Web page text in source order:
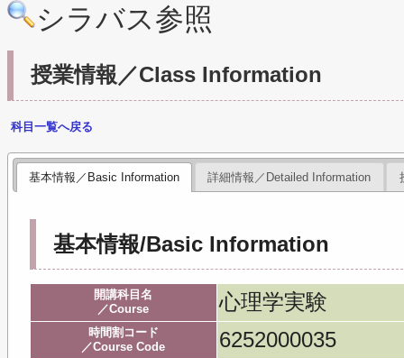
シラバス参照
授業情報／Class Information
科目一覧へ戻る
基本情報／Basic Information 詳細情報／Detailed Information
基本情報/Basic Information
開講科目名
／Course
心理学実験
時間割コード
／Course Code
6252000035